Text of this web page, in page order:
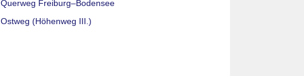
Querweg Freiburg–Bodensee
Ostweg (Höhenweg III.)